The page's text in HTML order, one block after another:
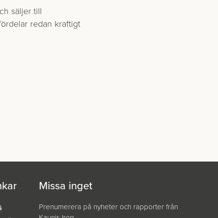
säljer till
redan kraftigt
Missa inget
Prenumerera på nyheter och rapporter från